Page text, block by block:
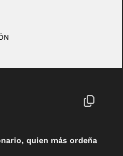
quien más ordeña